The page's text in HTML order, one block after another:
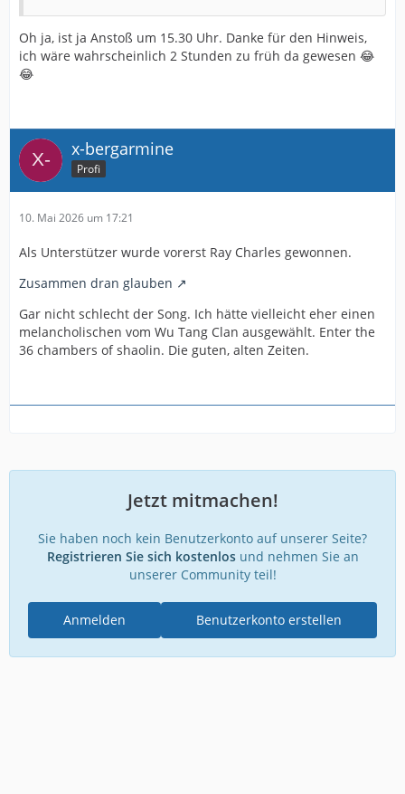
Oh ja, ist ja Anstoß um 15.30 Uhr. Danke für den Hinweis,
ich wäre wahrscheinlich 2 Stunden zu früh da gewesen 😂
😂
x-bergarmine
Profi
10. Mai 2026 um 17:21
Als Unterstützer wurde vorerst Ray Charles gewonnen.
Zusammen dran glauben
Gar nicht schlecht der Song. Ich hätte vielleicht eher einen
melancholischen vom Wu Tang Clan ausgewählt. Enter the
36 chambers of shaolin. Die guten, alten Zeiten.
Jetzt mitmachen!
Sie haben noch kein Benutzerkonto auf unserer Seite?
Registrieren Sie sich kostenlosund nehmen Sie an
unserer Community teil!
Benutzerkonto erstellen
Anmelden